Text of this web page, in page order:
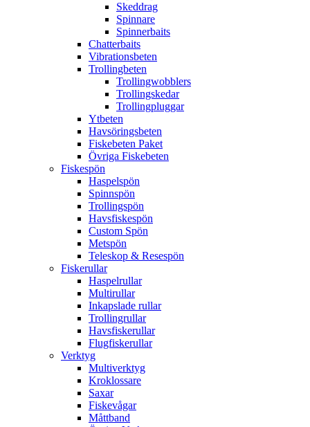
Skeddrag
Spinnare
Spinnerbaits
Chatterbaits
Vibrationsbeten
Trollingbeten
Trollingwobblers
Trollingskedar
Trollingpluggar
Ytbeten
Havsöringsbeten
Fiskebeten Paket
Övriga Fiskebeten
Fiskespön
Haspelspön
Spinnspön
Trollingspön
Havsfiskespön
Custom Spön
Metspön
Teleskop & Resespön
Fiskerullar
Haspelrullar
Multirullar
Inkapslade rullar
Trollingrullar
Havsfiskerullar
Flugfiskerullar
Verktyg
Multiverktyg
Kroklossare
Saxar
Fiskevågar
Måttband